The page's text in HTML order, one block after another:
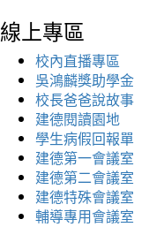
線上專區
校內直播專區
吳鴻麟獎助學金
校長爸爸說故事
建德閱讀園地
學生病假回報單
建德第一會議室
建德第二會議室
建德特殊會議室
輔導專用會議室